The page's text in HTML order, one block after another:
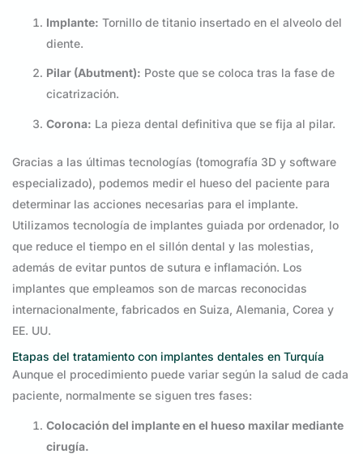
Implante: Tornillo de titanio insertado en el alveolo del
diente.
Pilar (Abutment): Poste que se coloca tras la fase de
cicatrización.
Corona: La pieza dental definitiva que se fija al pilar.
Gracias a las últimas tecnologías (tomografía 3D y software
especializado), podemos medir el hueso del paciente para
determinar las acciones necesarias para el implante.
Utilizamos tecnología de implantes guiada por ordenador, lo
que reduce el tiempo en el sillón dental y las molestias,
además de evitar puntos de sutura e inflamación. Los
implantes que empleamos son de marcas reconocidas
internacionalmente, fabricados en Suiza, Alemania, Corea y
EE. UU.
Etapas del tratamiento con implantes dentales en Turquía
Aunque el procedimiento puede variar según la salud de cada
paciente, normalmente se siguen tres fases:
Colocación del implante en el hueso maxilar mediante
cirugía.